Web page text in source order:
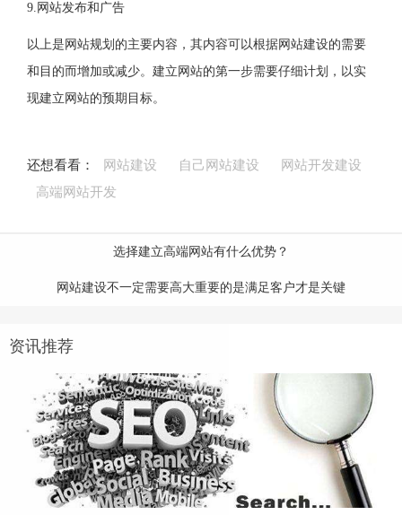
9.网站发布和广告
以上是网站规划的主要内容，其内容可以根据网站建设的需要
和目的而增加或减少。建立网站的第一步需要仔细计划，以实
现建立网站的预期目标。
还想看看： 网站建设 自己网站建设
网站开发建设
高端网站开发
选择建立高端网站有什么优势？
网站建设不一定需要高大重要的是满足客户才是关键
资讯推荐